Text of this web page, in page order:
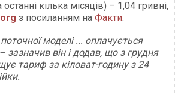
кілька місяців) – 1,04 гривні,
з посиланням на Факти.
моделі ... оплачується
зазначив він і додав, що з грудня
тариф за кіловат-годину з 24